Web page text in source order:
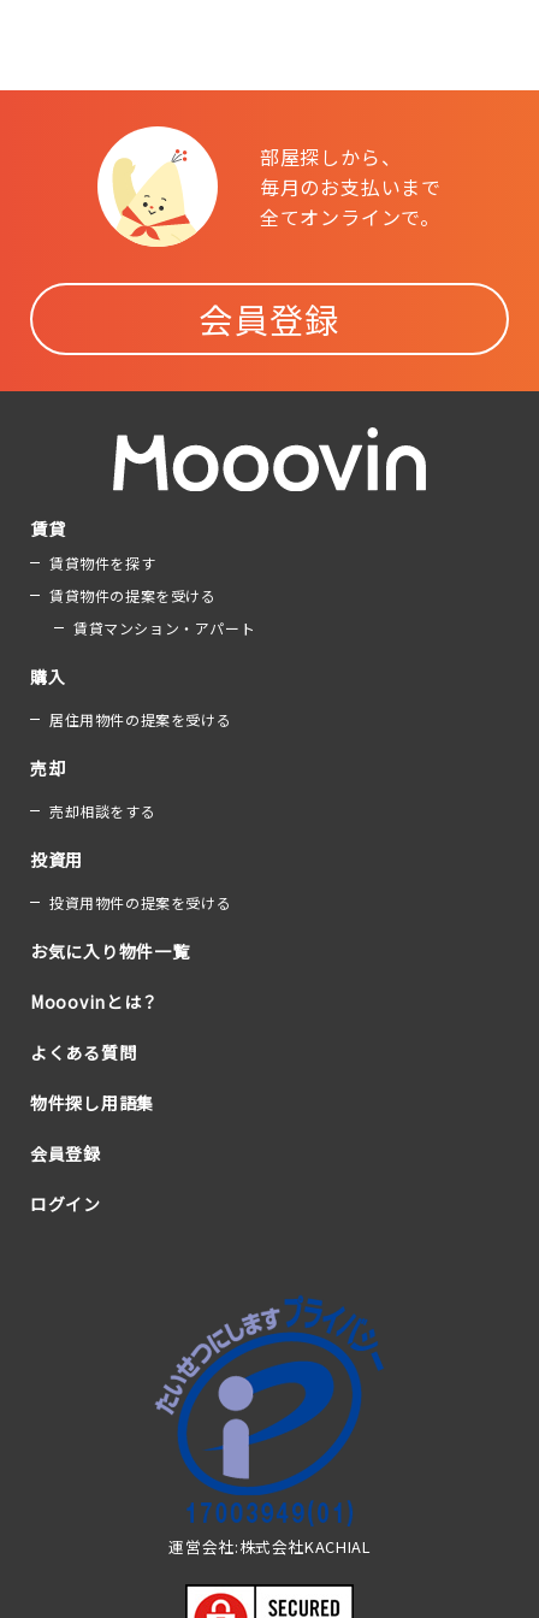
部屋探しから、
毎月のお支払いまで
全てオンラインで。
会員登録
賃貸
賃貸物件を探す
賃貸物件の提案を受ける
賃貸マンション・アパート
購入
居住用物件の提案を受ける
売却
売却相談をする
投資用
投資用物件の提案を受ける
お気に入り物件一覧
Mooovinとは？
よくある質問
物件探し用語集
会員登録
ログイン
運営会社:株式会社KACHIAL